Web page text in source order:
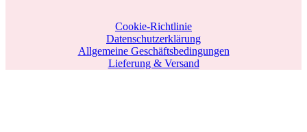
Cookie-Richtlinie
Datenschutzerklärung
Allgemeine Geschäftsbedingungen
Lieferung & Versand